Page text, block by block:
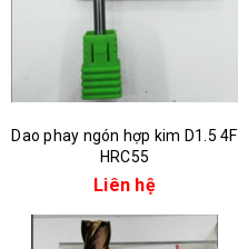
Dao phay ngón hợp kim D1.5 4F
HRC55
Liên hệ